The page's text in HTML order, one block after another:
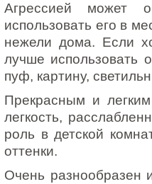
Агрессией может
использовать его в
нежели дома. Если
лучше использовать
пуф, картину,
Прекрасным и
легкость,
роль в детской
оттенки.
Очень разнообразен